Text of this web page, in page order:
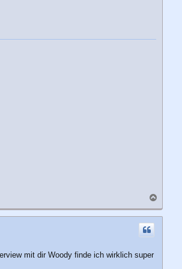
a
c
mit dir Woody finde ich wirklich super